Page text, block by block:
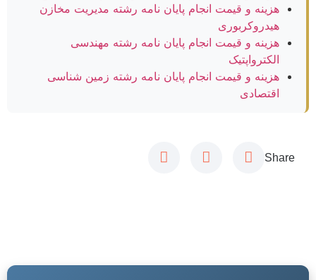
هزینه و قیمت انجام پایان نامه رشته مدیریت مخازن
هیدروکربوری
هزینه و قیمت انجام پایان نامه رشته مهندسی
الکترواپتیک
هزینه و قیمت انجام پایان نامه رشته زمین شناسی
اقتصادی
Share